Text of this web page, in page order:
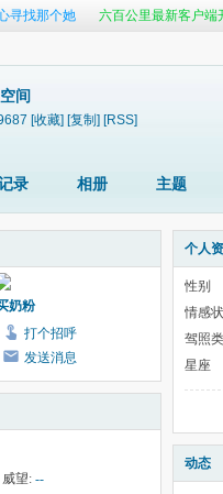
间
[收藏] [复制] [RSS]
录 相册 主题
奶粉
打个招呼
发送消息
威望: --
个人
性别
情感
驾照
星座
动态
寻找那个她
六百公里最新客户端